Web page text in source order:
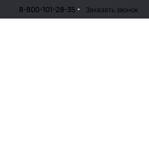
8-800-101-28-35 Заказать звонок